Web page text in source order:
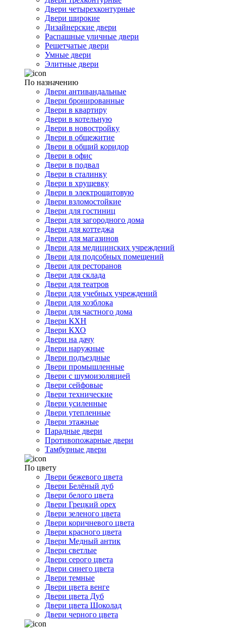
Двери четырехконтурные
Двери широкие
Дизайнерские двери
Распашные уличные двери
Решетчатые двери
Умные двери
Элитные двери
По назначению
Двери антивандальные
Двери бронированные
Двери в квартиру
Двери в котельную
Двери в новостройку
Двери в общежитие
Двери в общий коридор
Двери в офис
Двери в подвал
Двери в сталинку
Двери в хрущевку
Двери в электрощитовую
Двери взломостойкие
Двери для гостиниц
Двери для загородного дома
Двери для коттеджа
Двери для магазинов
Двери для медицинских учреждений
Двери для подсобных помещений
Двери для ресторанов
Двери для склада
Двери для театров
Двери для учебных учреждений
Двери для хозблока
Двери для частного дома
Двери КХН
Двери КХО
Двери на дачу
Двери наружные
Двери подъездные
Двери промышленные
Двери с шумоизоляцией
Двери сейфовые
Двери технические
Двери усиленные
Двери утепленные
Двери этажные
Парадные двери
Противопожарные двери
Тамбурные двери
По цвету
Двери бежевого цвета
Двери Белёный дуб
Двери белого цвета
Двери Грецкий орех
Двери зеленого цвета
Двери коричневого цвета
Двери красного цвета
Двери Медный антик
Двери светлые
Двери серого цвета
Двери синего цвета
Двери темные
Двери цвета венге
Двери цвета Дуб
Двери цвета Шоколад
Двери черного цвета